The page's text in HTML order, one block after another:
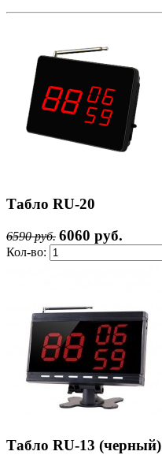
Табло RU-20
6590 руб. 6060 руб.
Кол-во:
Табло RU-13 (черный)